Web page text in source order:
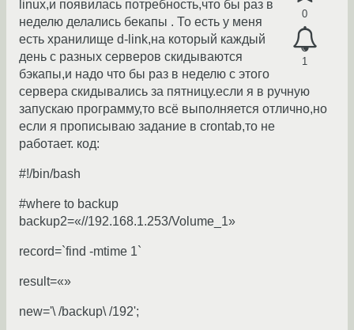
0
1
linux,и появилась потребность,что бы раз в
неделю делались бекапы . То есть у меня
есть хранилище d-link,на который каждый
день с разных серверов скидываются
бэкапы,и надо что бы раз в неделю с этого
сервера скидывались за пятницу.если я в ручную
запускаю программу,то всё выполняется отлично,но
если я прописываю задание в crontab,то не
работает. код:
#!/bin/bash
#where to backup
backup2=«//192.168.1.253/Volume_1»
record=`find -mtime 1`
result=«»
new='\ /backup\ /192';